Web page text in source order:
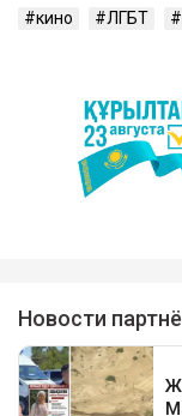
кино ЛГБТ